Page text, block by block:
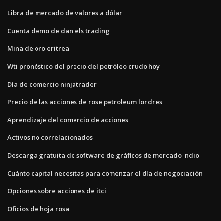
Libra de mercado de valores a dólar
Cuenta demo de daniels trading
Mina de oro eritrea
Wti pronóstico del precio del petróleo crudo hoy
Día de comercio ninjatrader
Precio de las acciones de rose petroleum londres
Aprendizaje del comercio de acciones
Activos no correlacionados
Descarga gratuita de software de gráficos de mercado indio
Cuánto capital necesitas para comenzar el día de negociación
Opciones sobre acciones de itci
Oficios de hoja rosa